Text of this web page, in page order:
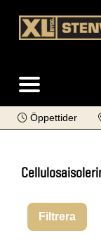
Öppettider
Filtrera